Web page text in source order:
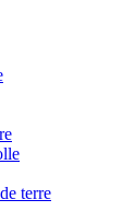
terre